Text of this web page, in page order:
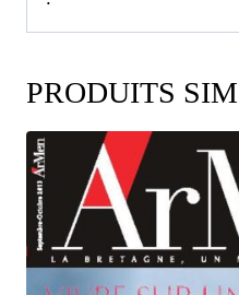
PRODUITS